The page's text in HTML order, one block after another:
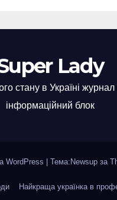
Lady
стану в Україні
інформаційний блок
WordPress Тема:Newsup за
Найкраща українка в